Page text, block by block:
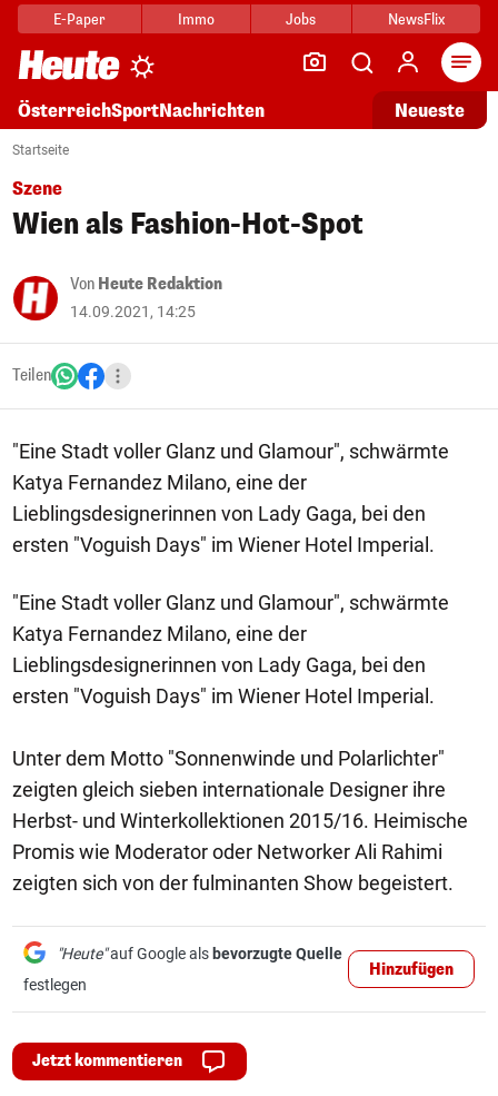
E-Paper Immo Jobs NewsFlix
ÖsterreichSportNachrichten Neueste
Startseite
Szene
Wien als Fashion-Hot-Spot
Von Heute Redaktion
14.09.2021, 14:25
Teilen
"Eine Stadt voller Glanz und Glamour", schwärmte
Katya Fernandez Milano, eine der
Lieblingsdesignerinnen von Lady Gaga, bei den
ersten "Voguish Days" im Wiener Hotel Imperial.
"Eine Stadt voller Glanz und Glamour", schwärmte
Katya Fernandez Milano, eine der
Lieblingsdesignerinnen von Lady Gaga, bei den
ersten "Voguish Days" im Wiener Hotel Imperial.
Unter dem Motto "Sonnenwinde und Polarlichter"
zeigten gleich sieben internationale Designer ihre
Herbst- und Winterkollektionen 2015/16. Heimische
Promis wie Moderator oder Networker Ali Rahimi
zeigten sich von der fulminanten Show begeistert.
"Heute"auf Google als bevorzugte Quelle
festlegen
Hinzufügen
Jetzt kommentieren